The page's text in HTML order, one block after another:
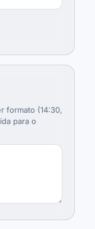
formato (14:30,
para o